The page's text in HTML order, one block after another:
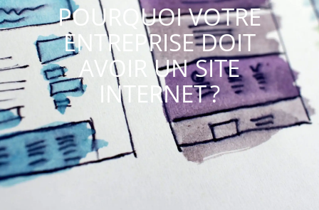
POURQUOI VOTRE
ENTREPRISE DOIT
AVOIR UN SITE
INTERNET ?